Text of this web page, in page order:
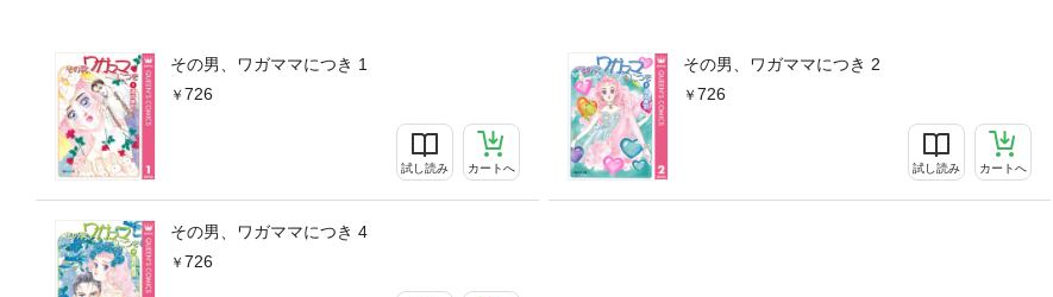
その男、ワガママにつき 1
726
試し読み カートへ
その男、ワガママにつき 2
726
試し読み カートへ
その男、ワガママにつき 4
726